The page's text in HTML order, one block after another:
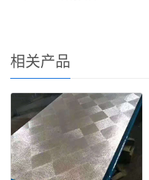
相关产品